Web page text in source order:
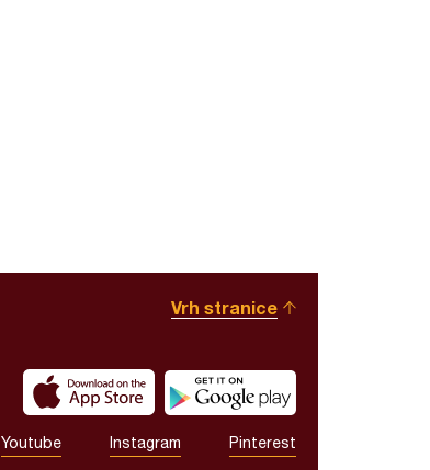
Vrh stranice
Youtube Instagram Pinterest